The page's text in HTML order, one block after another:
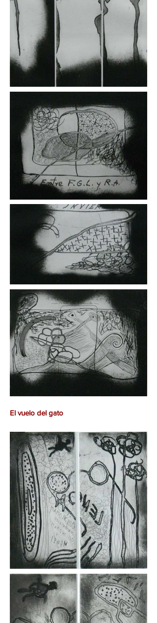
El vuelo del gato